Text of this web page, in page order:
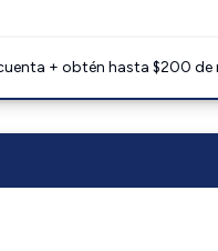
+ obtén hasta $200 de